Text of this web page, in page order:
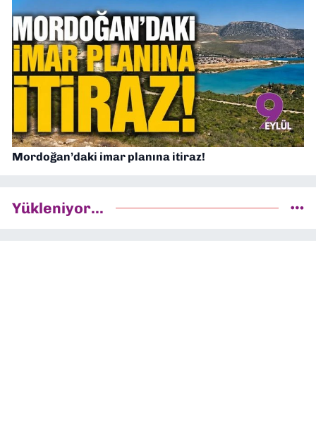
Mordoğan’daki imar planına itiraz!
Yükleniyor...